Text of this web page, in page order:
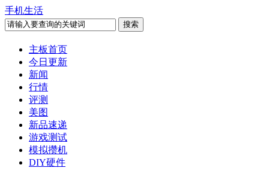
手机生活
主板首页
今日更新
新闻
行情
评测
美图
新品速递
游戏测试
模拟攒机
DIY硬件